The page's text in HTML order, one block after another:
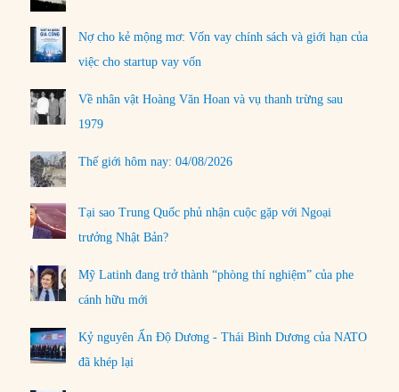
Nợ cho kẻ mộng mơ: Vốn vay chính sách và giới hạn của
việc cho startup vay vốn
Về nhân vật Hoàng Văn Hoan và vụ thanh trừng sau
1979
Thế giới hôm nay: 04/08/2026
Tại sao Trung Quốc phủ nhận cuộc gặp với Ngoại
trưởng Nhật Bản?
Mỹ Latinh đang trở thành “phòng thí nghiệm” của phe
cánh hữu mới
Kỷ nguyên Ấn Độ Dương - Thái Bình Dương của NATO
đã khép lại